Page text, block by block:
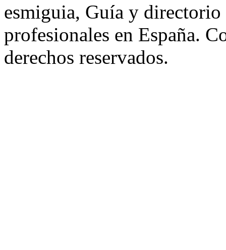
esmiguia, Guía y directorio
profesionales en España.
derechos reservados.